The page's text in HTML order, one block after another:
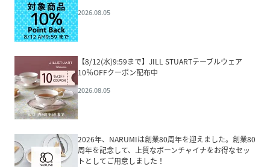
2026.08.05
【8/12(水)9:59まで】JILL STUARTテーブルウェア
10％OFFクーポン配布中
2026.08.05
2026年、NARUMIは創業80周年を迎えました。創業80
周年を記念して、上質なボーンチャイナをお得なセッ
トとしてご用意しました！